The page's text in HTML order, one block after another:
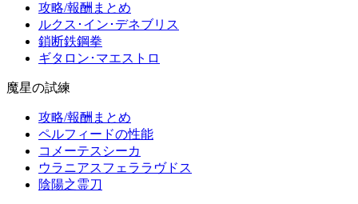
攻略/報酬まとめ
ルクス･イン･デネブリス
鎖断鉄鋼拳
ギタロン･マエストロ
魔星の試練
攻略/報酬まとめ
ペルフィードの性能
コメーテスシーカ
ウラニアスフェララヴドス
陰陽之霊刀